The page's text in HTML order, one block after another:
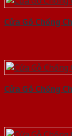
Cửa Gỗ Chống
Cửa Gỗ Chống